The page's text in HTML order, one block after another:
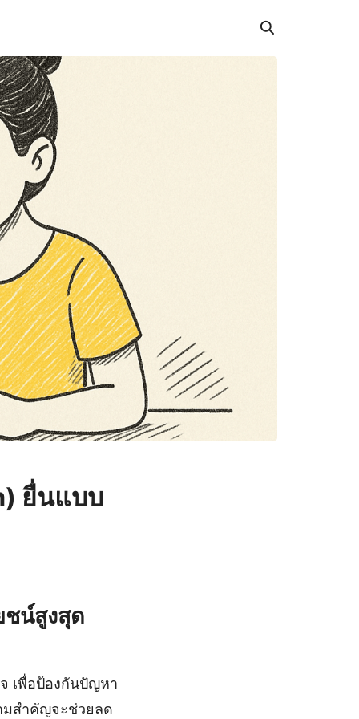
ยื่นแบบ
ชน์สูงสุด
เพื่อป้องกันปัญหา
มสำคัญจะช่วยลด